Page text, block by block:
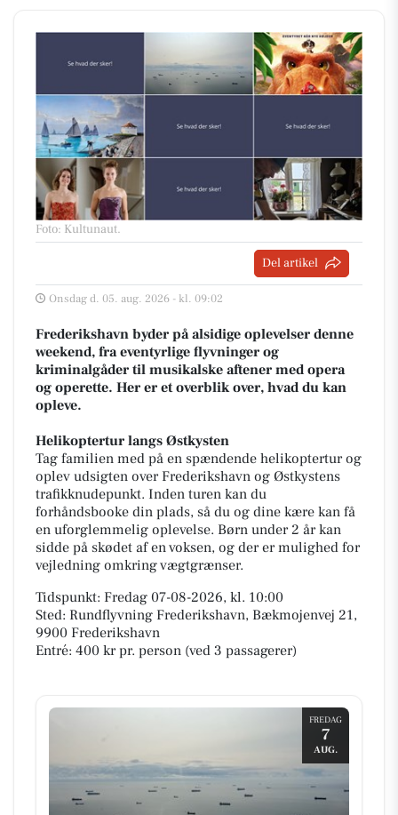
Foto: Kultunaut.
Del artikel
Onsdag d. 05. aug. 2026 - kl. 09:02
Frederikshavn byder på alsidige oplevelser denne
weekend, fra eventyrlige flyvninger og
kriminalgåder til musikalske aftener med opera
og operette. Her er et overblik over, hvad du kan
opleve.
Helikoptertur langs Østkysten
Tag familien med på en spændende helikoptertur og
oplev udsigten over Frederikshavn og Østkystens
trafikknudepunkt. Inden turen kan du
forhåndsbooke din plads, så du og dine kære kan få
en uforglemmelig oplevelse. Børn under 2 år kan
sidde på skødet af en voksen, og der er mulighed for
vejledning omkring vægtgrænser.
Tidspunkt: Fredag 07-08-2026, kl. 10:00
Sted: Rundflyvning Frederikshavn, Bækmojenvej 21,
9900 Frederikshavn
Entré: 400 kr pr. person (ved 3 passagerer)
FREDAG
7
AUG.